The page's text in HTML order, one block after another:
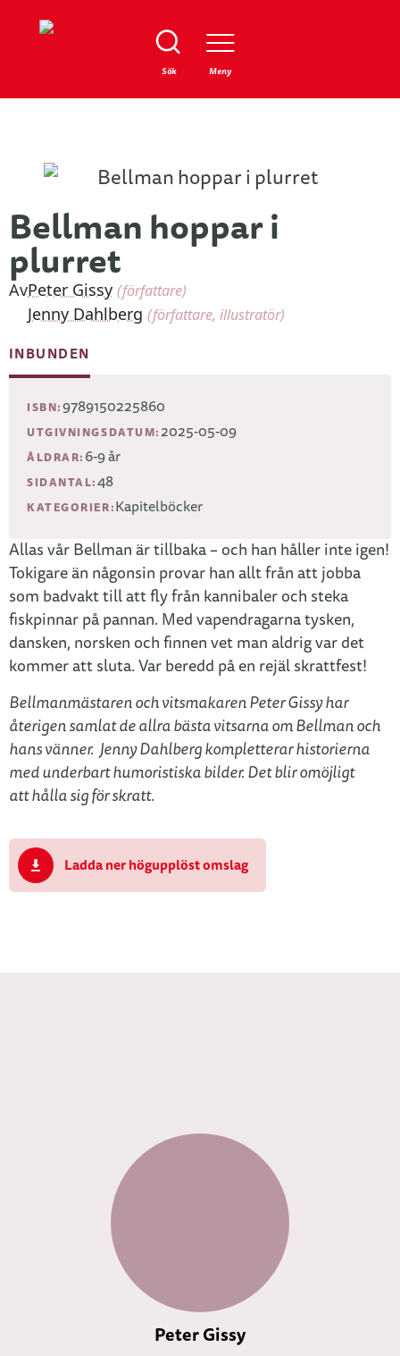
Sök
Stäng Meny
Bellman hoppar i
plurret
AvPeter Gissy (författare)
Jenny Dahlberg (författare, illustratör)
INBUNDEN
ISBN:9789150225860
UTGIVNINGSDATUM: 2025-05-09
ÅLDRAR: 6-9 år
SIDANTAL:48
KATEGORIER:Kapitelböcker
Allas vår Bellman är tillbaka – och han håller inte igen!
Tokigare än någonsin provar han allt från att jobba
som badvakt till att fly från ­kannibaler och steka
fiskpinnar på pannan. Med vapendragarna tysken,
dansken, norsken och finnen vet man aldrig var det
kommer att sluta. Var beredd på en rejäl skrattfest!
Bellmanmästaren och vitsmakaren Peter Gissy har
återigen samlat de allra bästa vitsarna om Bellman och
hans vänner. Jenny Dahlberg kompletterar historierna
med underbart humoristiska bilder. Det blir omöjligt
att hålla sig för skratt.
Ladda ner högupplöst omslag
Peter Gissy